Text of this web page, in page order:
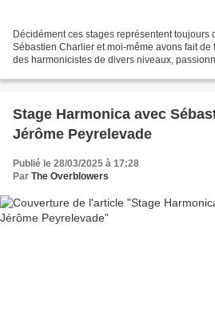
Décidément ces stages représentent toujours
Sébastien Charlier et moi-même avons fait
des harmonicistes de divers niveaux,
Stage Harmonica avec
Jérôme Peyrelevade
Publié le 28/03/2025 à 17:28
Par The Overblowers